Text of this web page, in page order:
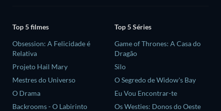
Top 5 filmes
Obsession: A Felicidade é
Relativa
Projeto Hail Mary
Mestres do Universo
O Drama
Backrooms - O Labirinto
Top 5 Séries
Game of Thrones: A Casa do
Dragão
Silo
O Segredo de Widow's Bay
Eu Vou Encontrar-te
Os Westies: Donos do Oeste